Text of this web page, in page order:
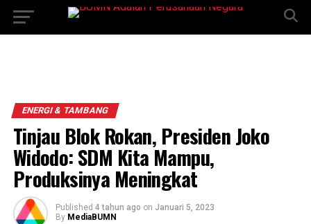
ENERGI & TAMBANG
Tinjau Blok Rokan, Presiden Joko
Widodo: SDM Kita Mampu,
Produksinya Meningkat
Published 4 tahun ago on Januari 5, 2023
By MediaBUMN